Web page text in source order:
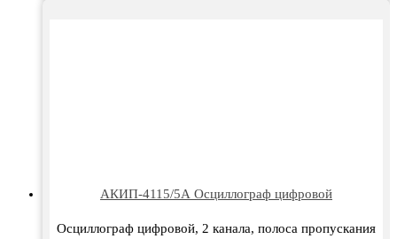
АКИП-4115/5А Осциллограф цифровой
Осциллограф цифровой, 2 канала, полоса пропускания